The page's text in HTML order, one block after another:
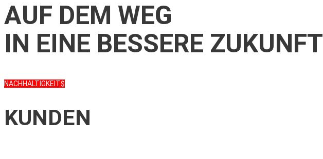
AUF DEM WEG
IN EINE BESSERE ZUKUNFT
NACHHALTIGKEIT
KUNDEN